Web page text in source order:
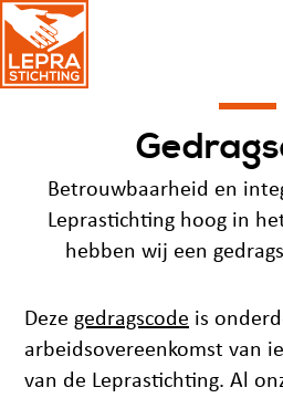
Betrouwbaarheid en
Leprastichting hoog in
hebben wij een
Deze gedragscode is
arbeidsovereenkomst van
van de Leprastichting. Al